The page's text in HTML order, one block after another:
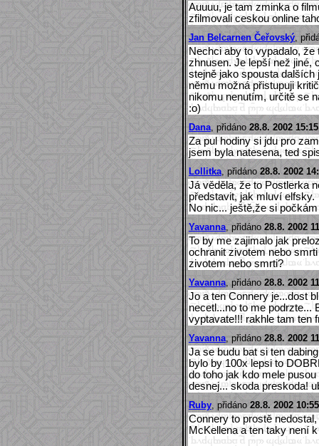
Auuuu, je tam zminka o
zfilmovali ceskou online
Jan Belcarnen Čeřovský ,
Nechci aby to vypadalo, že
zhnusen. Je lepší než jiné,
stejně jako spousta
němu možná přistupuji
nikomu nenutím, určitě se
:o)
Dana, přidáno 28.8. 2002
Za pul hodiny si jdu pro
jsem byla natesena, ted
Lollitka , přidáno 28.8. 2002
Já věděla, že to Postlerka
představit, jak mluví elfsky.
No nic... ještě,že si
Yavanna , přidáno 28.8. 2002
To by me zajimalo jak
ochranit zivotem nebo
zivotem nebo smrti?
Yavanna , přidáno 28.8. 2002
Jo a ten Connery je...dost
necetl...no to me podrzte...
vyptavate!!! rakhle tam ten
Yavanna , přidáno 28.8. 2002
Ja se budu bat si ten
bylo by 100x lepsi to
do toho jak kdo mele
desnej... skoda preskoda!
Ruby , přidáno 28.8. 2002
Connery to prostě
McKellena a ten taky není